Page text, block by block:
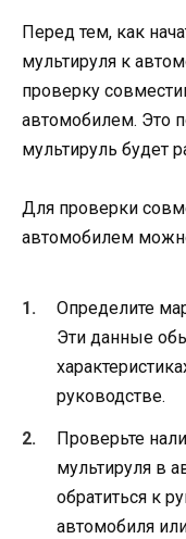
Перед тем, как
мультируля к
проверку
автомобилем. Это
мультируль будет
Для проверки
автомобилем
Определите
Эти данные
руководстве.
Проверьте
мультируля в
обратиться к
автомобиля